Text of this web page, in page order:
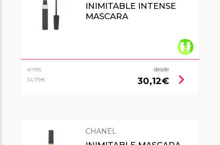
INIMITABLE INTENSE
MASCARA
antes
34,79€
desde
30,12€ chevron_right
CHANEL